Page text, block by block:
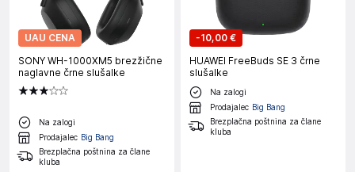
UAU CENA
SONY WH-1000XM5 brezžične
naglavne črne slušalke
Na zalogi
Prodajalec Big Bang
Brezplačna poštnina za člane
kluba
-10,00 €
HUAWEI FreeBuds SE 3 črne
slušalke
Na zalogi
Prodajalec Big Bang
Brezplačna poštnina za člane
kluba